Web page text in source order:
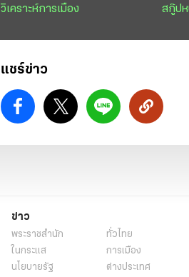
วิเคราะห์การเมือง สกู๊ปห
แชร์ข่าว
ข่าว
พระราชสำนัก
ทั่วไทย
ในกระแส
การเมือง
นโยบายรัฐ
ต่างประเทศ